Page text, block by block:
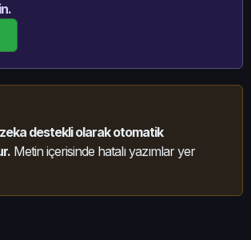
destekli olarak otomatik
Metin içerisinde hatalı yazımlar yer